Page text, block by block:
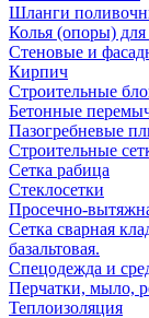
Шланги
Колья (опоры) для
Стеновые и
Кирпич
Строительные
Бетонные
Пазогребневые
Строительные
Сетка рабица
Стеклосетки
Просечно-
Сетка сварная
базальтовая.
Спецодежда и
Перчатки, мыло,
Теплоизоляция